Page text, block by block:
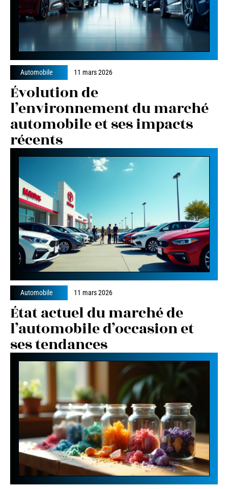
Automobile 11 mars 2026
Évolution de
l’environnement du marché
automobile et ses impacts
récents
Automobile 11 mars 2026
État actuel du marché de
l’automobile d’occasion et
ses tendances